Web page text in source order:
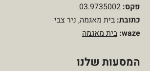
פקס:
כתובת: בית מאגמה, ניר צבי
waze: בית מאגמה
המסעות שלנו